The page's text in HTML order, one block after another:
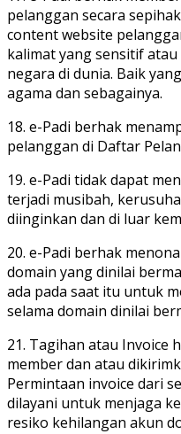
pelanggan secara
content website
kalimat yang sensitif
negara di dunia. Baik
agama dan sebagainya.
18. e-Padi berhak
pelanggan di Daftar
19. e-Padi tidak dapat
terjadi musibah,
diinginkan dan di luar
20. e-Padi berhak
domain yang dinilai
ada pada saat itu untuk
selama domain dinilai
21. Tagihan atau Invoice
member dan atau
Permintaan invoice dari
dilayani untuk menjaga
resiko kehilangan akun